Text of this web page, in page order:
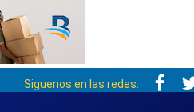
Siguenos en las redes: